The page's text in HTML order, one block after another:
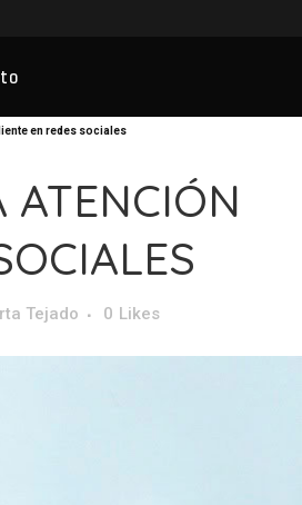
en redes sociales
ATENCIÓN
Tejado 0 Likes